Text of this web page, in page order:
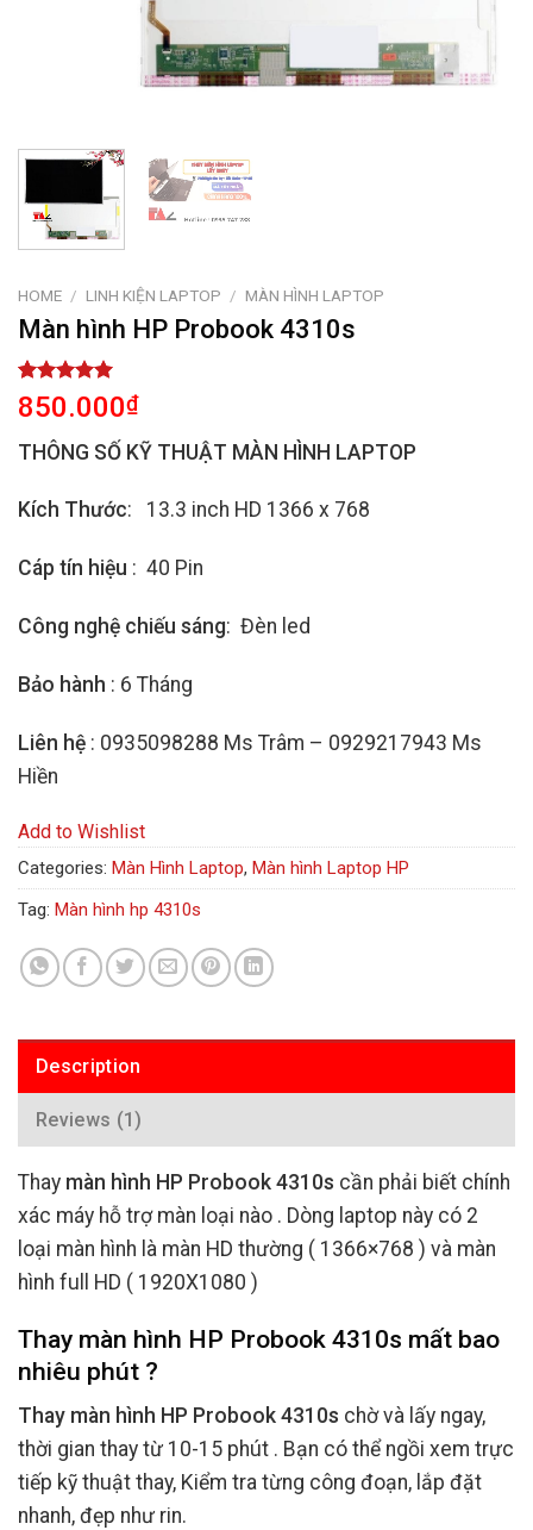
HOME / LINH KIỆN LAPTOP / MÀN HÌNH LAPTOP
Màn hình HP Probook 4310s
Rated
5.00
out of 5
based on
1
customer
850.000₫
THÔNG SỐ KỸ THUẬT MÀN HÌNH LAPTOP
Kích Thước: 13.3 inch HD 1366 x 768
Cáp tín hiệu : 40 Pin
Công nghệ chiếu sáng: Đèn led
Bảo hành : 6 Tháng
Liên hệ : 0935098288 Ms Trâm – 0929217943 Ms
Hiền
Add to Wishlist
Categories: Màn Hình Laptop, Màn hình Laptop HP
Tag: Màn hình hp 4310s
Description
Reviews (1)
Thay màn hình HP Probook 4310s cần phải biết chính
xác máy hỗ trợ màn loại nào . Dòng laptop này có 2
loại màn hình là màn HD thường ( 1366×768 ) và màn
hình full HD ( 1920X1080 )
Thay màn hình HP Probook 4310s mất bao
nhiêu phút ?
Thay màn hình HP Probook 4310s chờ và lấy ngay,
thời gian thay từ 10-15 phút . Bạn có thể ngồi xem trực
tiếp kỹ thuật thay, Kiểm tra từng công đoạn, lắp đặt
nhanh, đẹp như rin.